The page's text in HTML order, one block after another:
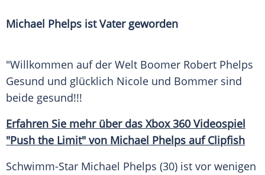
Michael Phelps ist Vater geworden
"Willkommen auf der Welt Boomer Robert Phelps
Gesund und glücklich Nicole und Bommer sind
beide gesund!!!
Erfahren Sie mehr über das Xbox 360 Videospiel
"Push the Limit" von Michael Phelps auf Clipfish
Schwimm-Star Michael Phelps (30) ist vor wenigen